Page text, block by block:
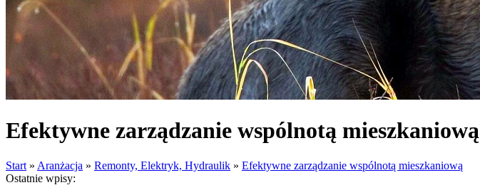
Efektywne zarządzanie wspólnotą mieszkaniową
Start » Aranżacja » Remonty, Elektryk, Hydraulik » Efektywne zarządzanie wspólnotą mieszkaniową
Ostatnie wpisy: